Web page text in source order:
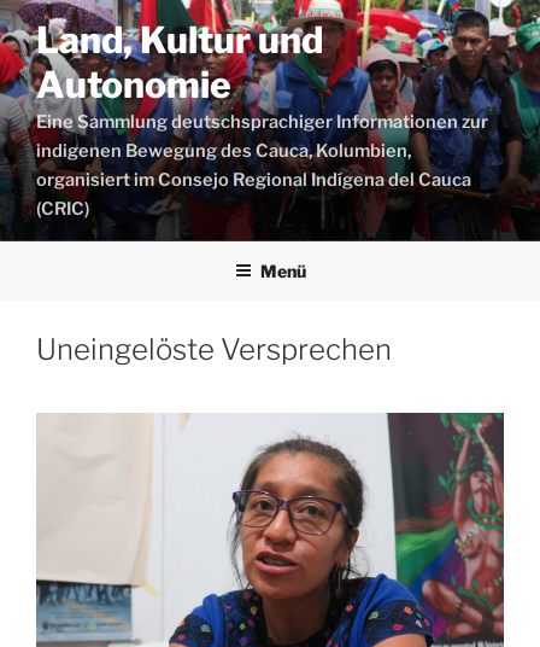
Zum
Inhalt
springen
Land, Kultur und
Autonomie
Eine Sammlung deutschsprachiger Informationen zur
indigenen Bewegung des Cauca, Kolumbien,
organisiert im Consejo Regional Indígena del Cauca
(CRIC)
Menü
Uneingelöste Versprechen